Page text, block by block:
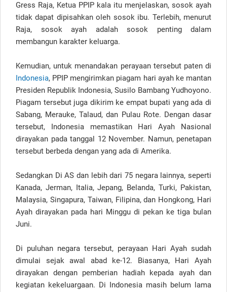
Gress Raja, Ketua PPIP kala itu menjelaskan, sosok ayah
tidak dapat dipisahkan oleh sosok ibu. Terlebih, menurut
Raja, sosok ayah adalah sosok penting dalam
membangun karakter keluarga.
Kemudian, untuk menandakan perayaan tersebut paten di
Indonesia, PPIP mengirimkan piagam hari ayah ke mantan
Presiden Republik Indonesia, Susilo Bambang Yudhoyono.
Piagam tersebut juga dikirim ke empat bupati yang ada di
Sabang, Merauke, Talaud, dan Pulau Rote. Dengan dasar
tersebut, Indonesia memastikan Hari Ayah Nasional
dirayakan pada tanggal 12 November. Namun, penetapan
tersebut berbeda dengan yang ada di Amerika.
Sedangkan Di AS dan lebih dari 75 negara lainnya, seperti
Kanada, Jerman, Italia, Jepang, Belanda, Turki, Pakistan,
Malaysia, Singapura, Taiwan, Filipina, dan Hongkong, Hari
Ayah dirayakan pada hari Minggu di pekan ke tiga bulan
Juni.
Di puluhan negara tersebut, perayaan Hari Ayah sudah
dimulai sejak awal abad ke-12. Biasanya, Hari Ayah
dirayakan dengan pemberian hadiah kepada ayah dan
kegiatan kekeluargaan. Di Indonesia masih belum lama